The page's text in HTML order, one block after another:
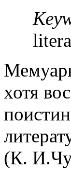
хотя
(К.